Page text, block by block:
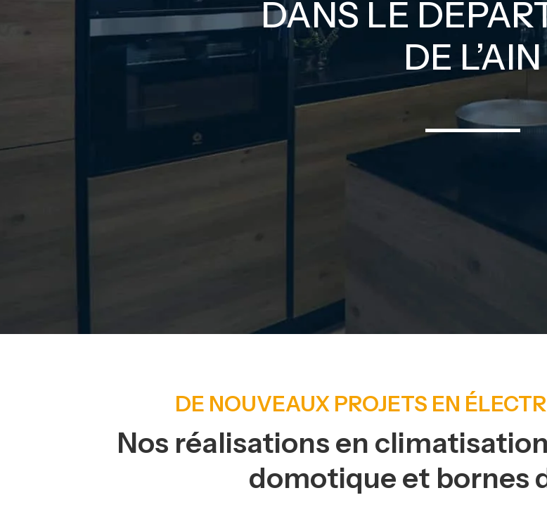
DANS LE
DE L’AIN
DE NOUVEAUX PROJETS EN
Nos réalisations en
domotique et bornes